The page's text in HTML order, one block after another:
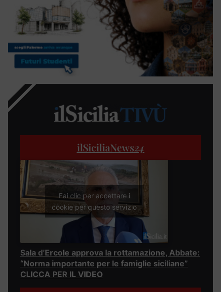
ilSiciliaNews24
Fai clic per accettare i
cookie per questo servizio
Sala d’Ercole approva la rottamazione, Abbate:
“Norma importante per le famiglie siciliane”
CLICCA PER IL VIDEO